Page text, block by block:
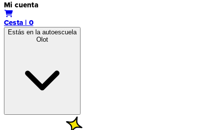
Mi cuenta
Cesta | 0
Estás en la autoescuela
Olot